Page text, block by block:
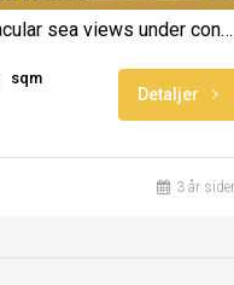
New villa with spectacular sea views under construction in Calpe
sqm
Detaljer
3 år